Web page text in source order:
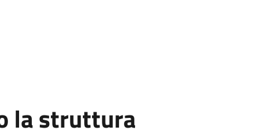
la struttura